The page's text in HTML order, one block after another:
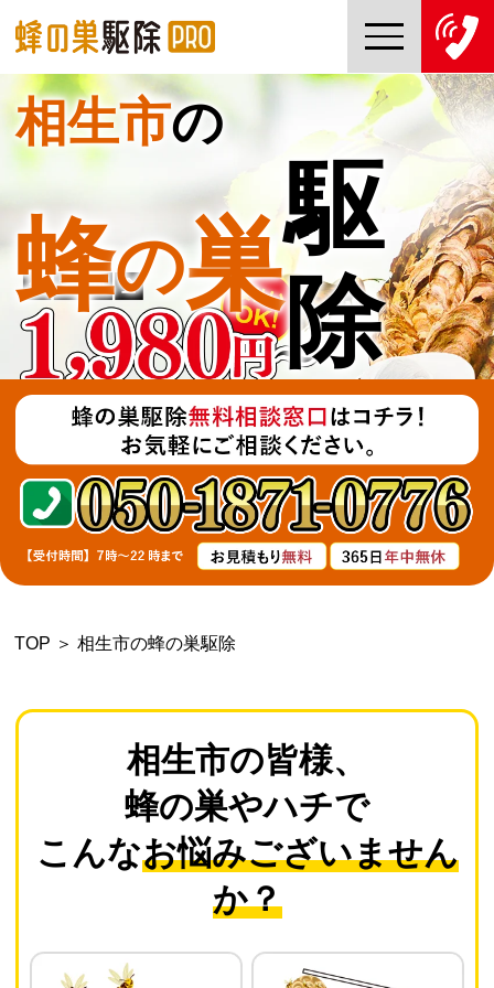
TOP
蜂の巣駆除PROについて
蜂の巣駆除ご依頼の流れ
対応エリア一覧
コラム
よくあるご質問
後払いについて
相生市の
蜂の巣
駆
除
TOP ＞ 相生市の蜂の巣駆除
相生市の皆様、
蜂の巣やハチで
こんなお悩みございません
か？